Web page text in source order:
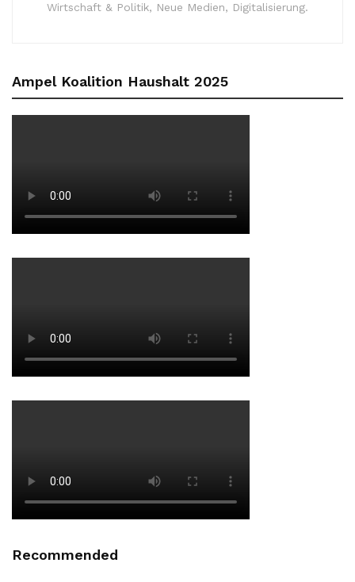
Wirtschaft & Politik, Neue Medien, Digitalisierung.
Ampel Koalition Haushalt 2025
Recommended